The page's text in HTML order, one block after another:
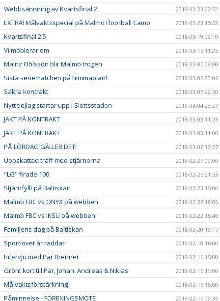
Webbsändning av Kvartsfinal 2 2018-03-23 22:52
EXTRA! Målvaktsspecial på Malmö Floorball Camp 2018-03-23 15:52
Kvartsfinal 2:5 2018-03-19 09:10
Vi möblerar om 2018-03-16 11:26
Mainz Ohlsson blir Malmö trogen 2018-03-07 09:00
Sista seriematchen på himmaplan! 2018-03-06 20:06
Säkra kontrakt 2018-03-05 22:50
Nytt tjejlag startar upp i Slottsstaden 2018-03-04 23:27
JAKT PÅ KONTRAKT 2018-03-03 11:26
JAKT PÅ KONTRAKT 2018-03-03 11:00
PÅ LÖRDAG GÄLLER DET! 2018-03-02 13:57
Uppskattad träff med stjärnorna 2018-02-27 09:00
"LG" firade 100 2018-02-25 21:53
Stjärnfyllt på Baltiskan 2018-02-23 15:00
Malmö FBC vs ONYX på webben 2018-02-22 18:03
Malmö FBC vs IKSU på webben 2018-02-22 15:46
Familjens dag på Baltiskan 2018-02-20 19:17
Sportlovet är räddat! 2018-02-18 16:00
Intervju med Pär Brenner 2018-02-16 15:00
Grönt kort till Pär, Johan, Andreas & Niklas 2018-02-16 13:00
Målvaktsförstärkning 2018-02-15 15:00
Påminnelse - FÖRENINGSMÖTE 2018-02-15 09:36